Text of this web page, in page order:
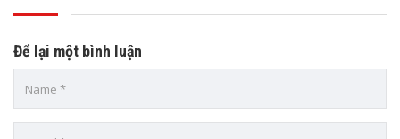
Để lại một bình luận